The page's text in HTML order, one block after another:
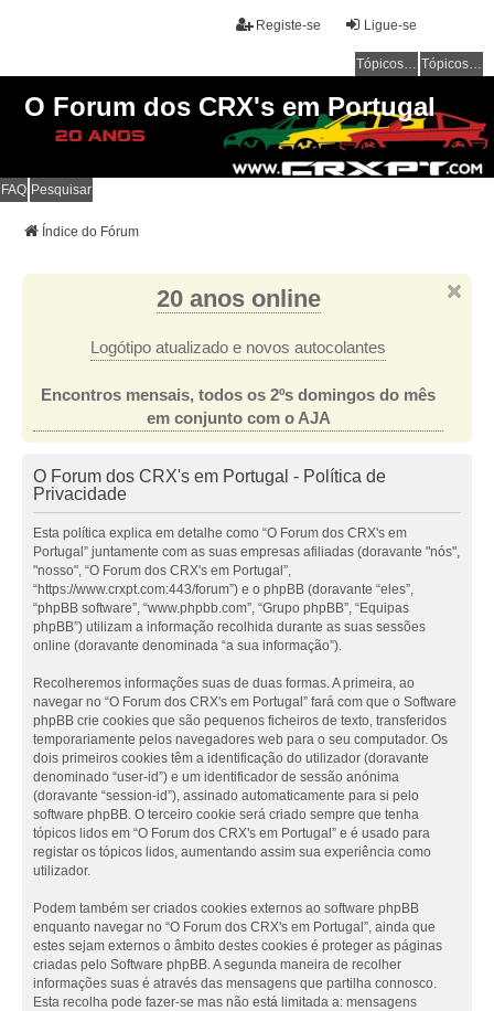
Ligue-se
Registe-se
Tópicos sem resposta Tópicos ativos
O Forum dos CRX's em Portugal
FAQ Pesquisar
Índice do Fórum
20 anos online
Logótipo atualizado e novos autocolantes
Encontros mensais, todos os 2ºs domingos do mês
em conjunto com o AJA
O Forum dos CRX's em Portugal - Política de
Privacidade
Esta política explica em detalhe como “O Forum dos CRX's em
Portugal” juntamente com as suas empresas afiliadas (doravante "nós",
"nosso", “O Forum dos CRX's em Portugal”,
“https://www.crxpt.com:443/forum”) e o phpBB (doravante “eles”,
“phpBB software”, “www.phpbb.com”, “Grupo phpBB”, “Equipas
phpBB”) utilizam a informação recolhida durante as suas sessões
online (doravante denominada “a sua informação”).
Recolheremos informações suas de duas formas. A primeira, ao
navegar no “O Forum dos CRX's em Portugal” fará com que o Software
phpBB crie cookies que são pequenos ficheiros de texto, transferidos
temporariamente pelos navegadores web para o seu computador. Os
dois primeiros cookies têm a identificação do utilizador (doravante
denominado “user-id”) e um identificador de sessão anónima
(doravante “session-id”), assinado automaticamente para si pelo
software phpBB. O terceiro cookie será criado sempre que tenha
tópicos lidos em “O Forum dos CRX's em Portugal” e é usado para
registar os tópicos lidos, aumentando assim sua experiência como
utilizador.
Podem também ser criados cookies externos ao software phpBB
enquanto navegar no “O Forum dos CRX's em Portugal”, ainda que
estes sejam externos o âmbito destes cookies é proteger as páginas
criadas pelo Software phpBB. A segunda maneira de recolher
informações suas é através das mensagens que partilha connosco.
Esta recolha pode fazer-se mas não está limitada a: mensagens